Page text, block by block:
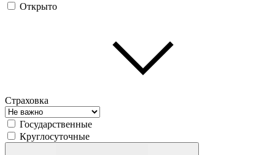
Открыто
Страховка
Государственные
Круглосуточные